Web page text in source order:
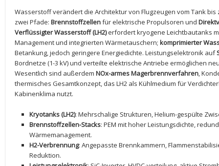
Wasserstoff verändert ⁤die Architektur von Flugzeugen vom Tank
zwei Pfade: Brennstoffzellenfür elektrische Propulsoren und⁤
Verflüssigter Wasserstoff (LH2)erfordert kryogene Leichtbautanks
Management und ​integrierten ⁣Wärmetauschern; komprimierter
Betankung, jedoch geringere Energiedichte. Leistungselektronik auf
Bordnetze (1-3 kV) und verteilte elektrische Antriebe ermöglichen‍
Wesentlich sind außerdem NOx-armes Magerbrennverfahren,
thermisches Gesamtkonzept, das LH2 als Kühlmedium für
Kabinenklima nutzt.
Kryotanks (LH2): Mehrschalige Strukturen, Helium-gespülte
Brennstoffzellen-Stacks: PEM ⁣mit hoher Leistungsdichte,
Wärmemanagement.
H2-Verbrennung: Angepasste ‌Brennkammern,
Reduktion.